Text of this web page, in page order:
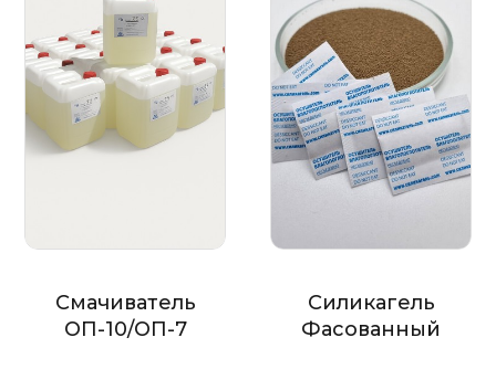
Смачиватель
ОП-10/ОП-7
Силикагель
Фасованный